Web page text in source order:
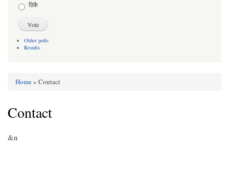
ठिकै
Older polls
Results
Home» Contact
Contact
&n